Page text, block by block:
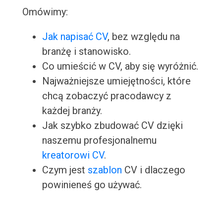
Omówimy:
Jak napisać CV, bez względu na
branżę i stanowisko.
Co umieścić w CV, aby się wyróżnić.
Najważniejsze umiejętności, które
chcą zobaczyć pracodawcy z
każdej branży.
Jak szybko zbudować CV dzięki
naszemu profesjonalnemu
kreatorowi CV.
Czym jest szablon CV i dlaczego
powinieneś go używać.